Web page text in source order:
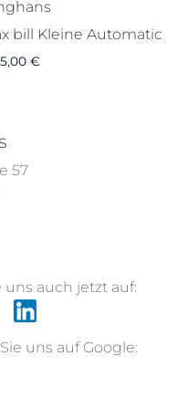
bill Kleine Automatic
€
57
uns auch jetzt auf:
uns auf Google: